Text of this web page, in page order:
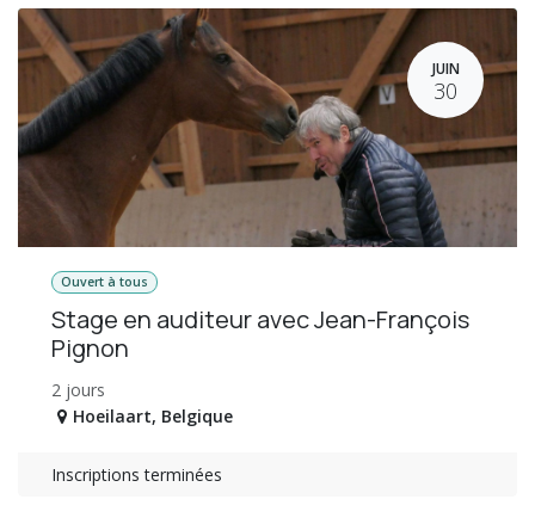
JUIN
30
Ouvert à tous
Stage en auditeur avec Jean-François
Pignon
2 jours
Hoeilaart, Belgique
Inscriptions terminées